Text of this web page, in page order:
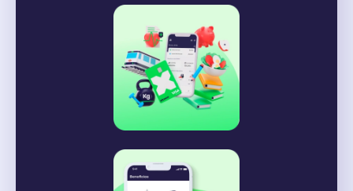
2021
Óscar Pérez se suma a